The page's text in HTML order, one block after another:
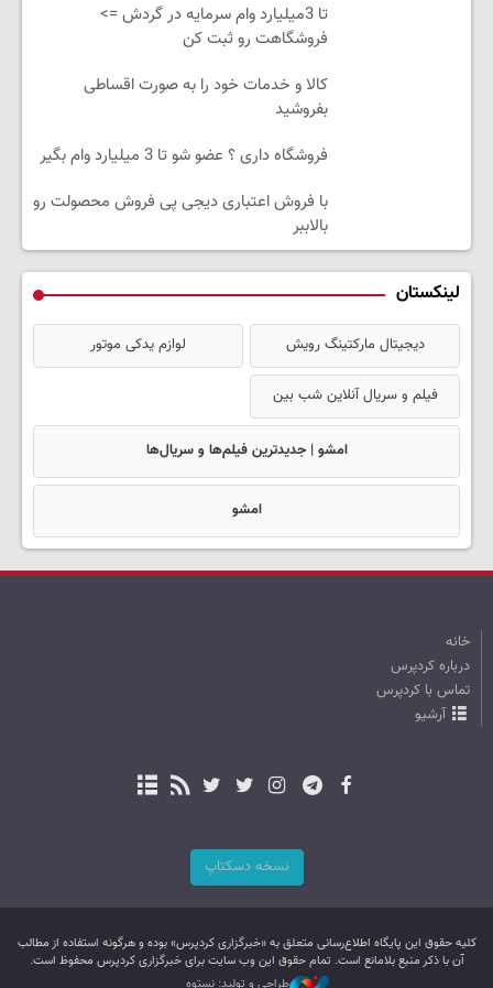
تا 3میلیارد وام سرمایه در گردش =>
فروشگاهت رو ثبت کن
کالا و خدمات خود را به صورت اقساطی
بفروشید
فروشگاه داری ؟ عضو شو تا 3 میلیارد وام بگیر
با فروش اعتباری دیجی پی فروش محصولت رو
بالاببر
لینکستان
دیجیتال مارکتینگ رویش لوازم یدکی موتور
فیلم و سریال آنلاین شب بین
امشو | جدیدترین فیلم‌ها و سریال‌ها
امشو
خانه
درباره کردپرس
تماس با کردپرس
آرشیو
نسخه دسکتاپ
کليه حقوق اين پایگاه اطلاع‌رسانی متعلق به «خبرگزاری کردپرس» بوده و هرگونه استفاده از مطالب
آن با ذکر منبع بلامانع است. تمام حقوق این وب سایت برای خبرگزاری کردپرس محفوظ است.
طراحی و تولید: نستوه